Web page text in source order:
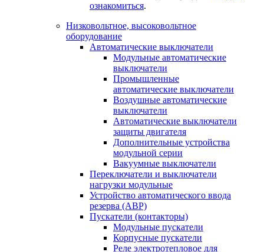
ознакомиться.
Низковольтное, высоковольтное
оборудование
Автоматические выключатели
Модульные автоматические
выключатели
Промышленные
автоматические выключатели
Воздушные автоматические
выключатели
Автоматические выключатели
защиты двигателя
Дополнительные устройства
модульной серии
Вакуумные выключатели
Переключатели и выключатели
нагрузки модульные
Устройство автоматического ввода
резерва (АВР)
Пускатели (контакторы)
Модульные пускатели
Корпусные пускатели
Реле электротепловое для